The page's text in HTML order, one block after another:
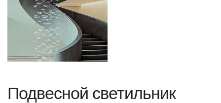
Подвесной светильник